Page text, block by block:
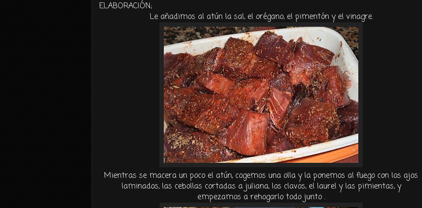
ELABORACIÓN;
Le añadimos al atún la sal, el orégano, el pimentóny el vinagre.
Mientras se macera un poco el atún, cogemos una olla y la ponemos al fuego con los ajos
laminados, las cebollas cortadas a juliana, los clavos, el laurel y las pimientas, y
empezamos a rehogarlotodo junto .